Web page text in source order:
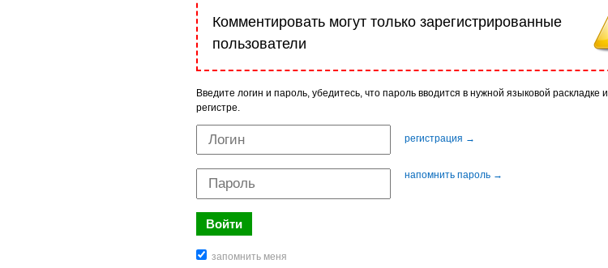
Комментировать могут только зарегистрированные
пользователи
Введите логин и пароль, убедитесь, что пароль вводится в нужной языковой раскладке и
регистре.
регистрация →
напомнить пароль →